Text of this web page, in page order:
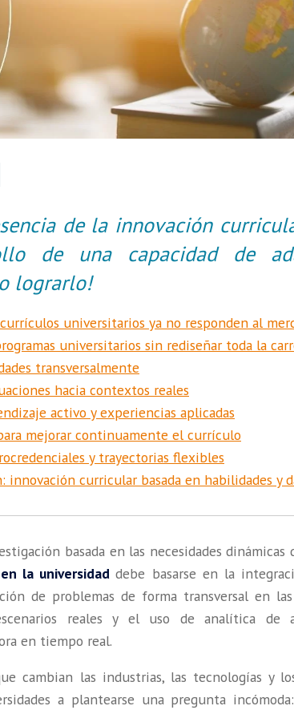
de la innovación
de una capacidad de
lograrlo!
universitarios ya no responden al
universitarios sin rediseñar toda la
transversalmente
hacia contextos reales
activo y experiencias aplicadas
mejorar continuamente el currículo
y trayectorias flexibles
innovación curricular basada en habilidades y
basada en las necesidades
la universidaddebe basarse en la
de problemas de forma transversal en
reales y el uso de analítica de
en tiempo real.
cambian las industrias, las tecnologías y
a plantearse una pregunta